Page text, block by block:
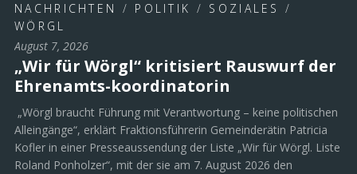
NACHRICHTEN / POLITIK / SOZIALES
/
WÖRGL
August 7, 2026
„Wir für Wörgl“ kritisiert Rauswurf der
Ehrenamts-koordinatorin
„Wörgl braucht Führung mit Verantwortung – keine politischen
Alleingänge“, erklärt Fraktionsführerin Gemeinderätin Patricia
Kofler in einer Presseaussendung der Liste „Wir für Wörgl. Liste
Roland Ponholzer“, mit der sie am 7. August 2026 den